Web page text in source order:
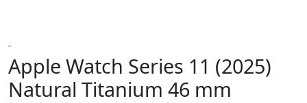
Apple Watch Series 11 (2025)
Natural Titanium 46 mm